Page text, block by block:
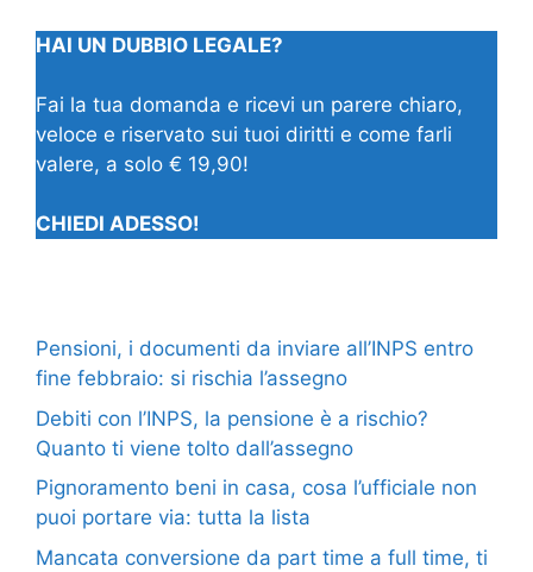
HAI UN DUBBIO LEGALE?
Fai la tua domanda e ricevi un parere chiaro,
veloce e riservato sui tuoi diritti e come farli
valere, a solo € 19,90!
CHIEDI ADESSO!
Pensioni, i documenti da inviare all’INPS entro
fine febbraio: si rischia l’assegno
Debiti con l’INPS, la pensione è a rischio?
Quanto ti viene tolto dall’assegno
Pignoramento beni in casa, cosa l’ufficiale non
puoi portare via: tutta la lista
Mancata conversione da part time a full time, ti